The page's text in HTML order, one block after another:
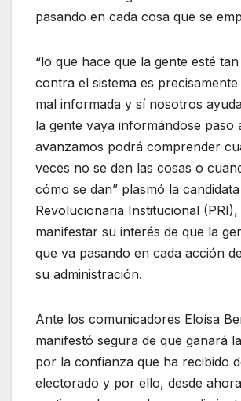
pasando en cada cosa que se
“lo que hace que la gente esté
contra el sistema es precisamente
mal informada y sí nosotros
la gente vaya informándose paso
avanzamos podrá comprender
veces no se den las cosas o
cómo se dan” plasmó la
Revolucionaria Institucional (PRI),
manifestar su interés de que la
que va pasando en cada acción
su administración.
Ante los comunicadores Eloísa
manifestó segura de que ganará
por la confianza que ha recibido
electorado y por ello, desde